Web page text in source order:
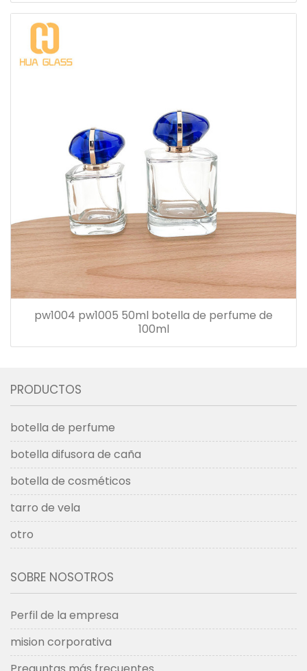
pw1004 pw1005 50ml botella de perfume de
100ml
PRODUCTOS
botella de perfume
botella difusora de caña
botella de cosméticos
tarro de vela
otro
SOBRE NOSOTROS
Perfil de la empresa
mision corporativa